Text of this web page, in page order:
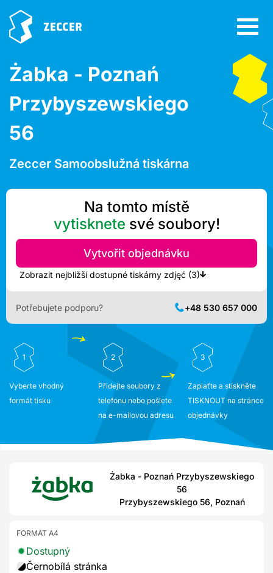
Żabka - Poznań
Przybyszewskiego
56
Zeccer Samoobslužná tiskárna
Na tomto místě
vytisknete své soubory!
Vytvořit objednávku
Zobrazit nejbližší dostupné tiskárny zdjęć (3)
Potřebujete podporu? +48 530 657 000
1
Vyberte vhodný
formát tisku
2
Přidejte soubory z
telefonu nebo pošlete
na e-mailovou adresu
3
Zaplaťte a stiskněte
TISKNOUT na stránce
objednávky
Żabka - Poznań Przybyszewskiego
56
Przybyszewskiego 56, Poznań
FORMAT A4
Dostupný
Černobílá stránka